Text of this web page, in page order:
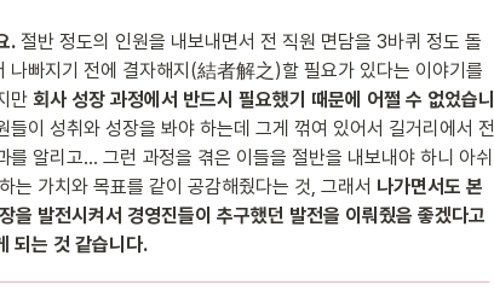
. 절반 정도의 인원을 내보내면서 전 직원 면담을 3바퀴 정도 돌
나빠지기 전에 결자해지(結者解之)할 필요가 있다는 이야기를
만 회사 성장 과정에서 반드시 필요했기 때문에 어쩔 수 없었습니
이 성취와 성장을 봐야 하는데 그게 꺾여 있어서 길거리에서 전
알리고… 그런 과정을 겪은 이들을 절반을 내보내야 하니 아쉬
는 가치와 목표를 같이 공감해줬다는 것, 그래서 나가면서도 본
을 발전시켜서 경영진들이 추구했던 발전을 이뤄줬음 좋겠다고
되는 것 같습니다.